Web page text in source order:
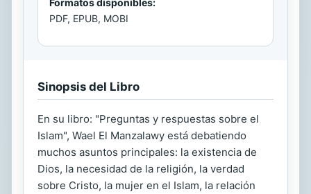
Formatos disponibles:
PDF, EPUB, MOBI
Sinopsis del Libro
En su libro: "Preguntas y respuestas sobre el
Islam", Wael El Manzalawy está debatiendo
muchos asuntos principales: la existencia de
Dios, la necesidad de la religión, la verdad
sobre Cristo, la mujer en el Islam, la relación